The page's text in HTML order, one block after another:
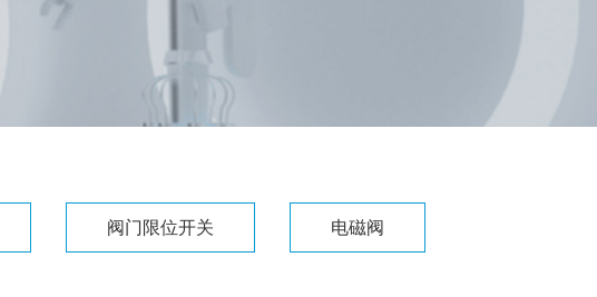
阀门限位开关 电磁阀